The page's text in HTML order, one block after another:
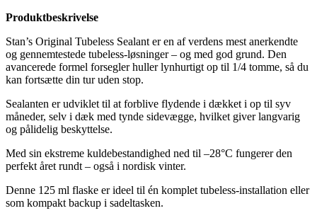
Produktbeskrivelse
Stan’s Original Tubeless Sealant er en af verdens mest anerkendte
og gennemtestede tubeless-løsninger – og med god grund. Den
avancerede formel forsegler huller lynhurtigt op til 1/4 tomme, så du
kan fortsætte din tur uden stop.
Sealanten er udviklet til at forblive flydende i dækket i op til syv
måneder, selv i dæk med tynde sidevægge, hvilket giver langvarig
og pålidelig beskyttelse.
Med sin ekstreme kuldebestandighed ned til –28°C fungerer den
perfekt året rundt – også i nordisk vinter.
Denne 125 ml flaske er ideel til én komplet tubeless-installation eller
som kompakt backup i sadeltasken.